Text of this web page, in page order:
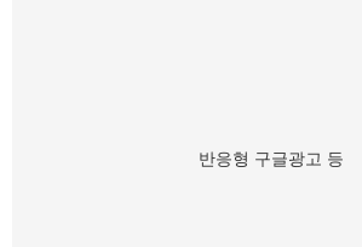
반응형 구글광고 등